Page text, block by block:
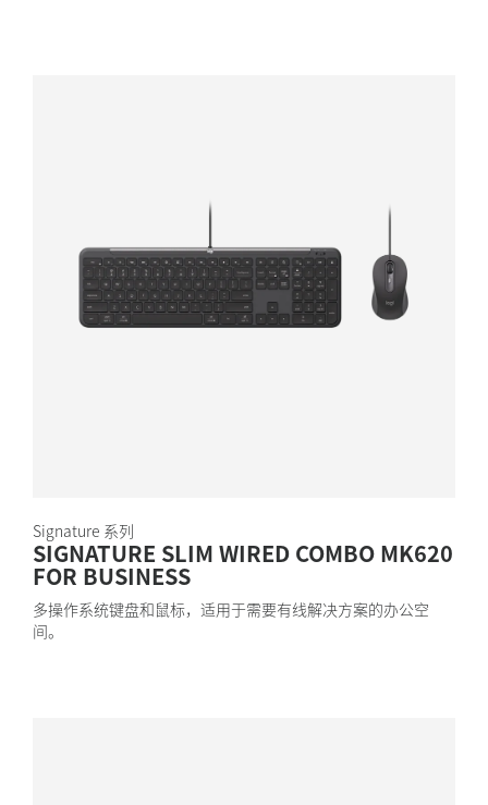
Signature 系列
SIGNATURE SLIM WIRED COMBO MK620
FOR BUSINESS
多操作系统键盘和鼠标，适用于需要有线解决方案的办公空
间。